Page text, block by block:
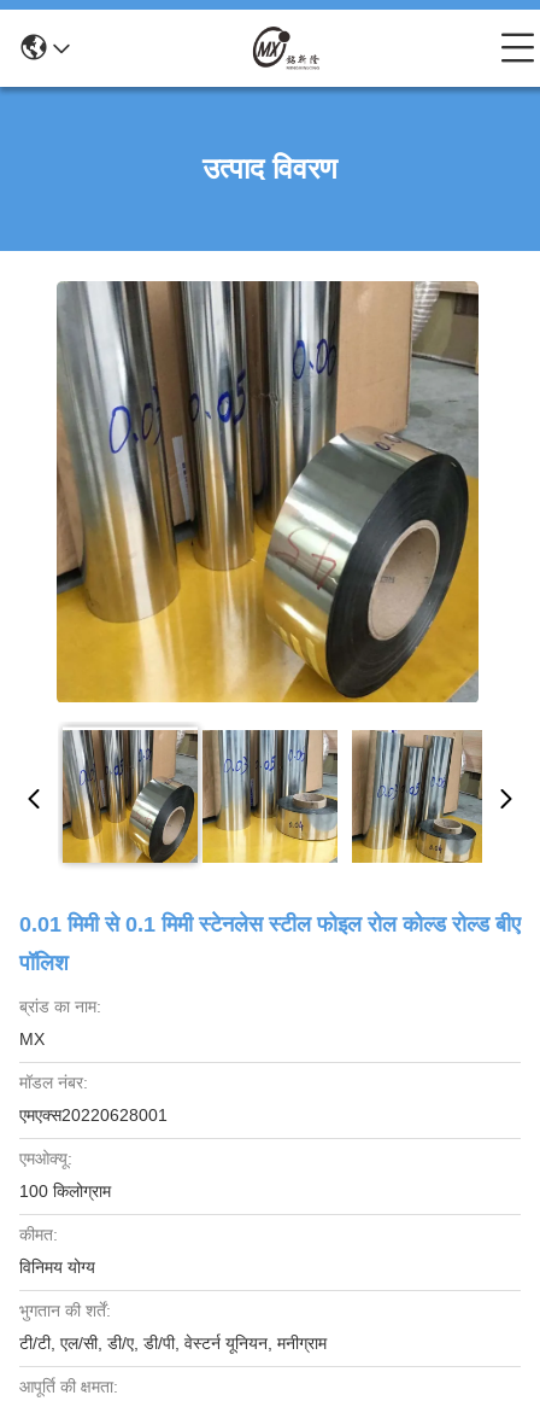
उत्पाद विवरण
0.01 मिमी से 0.1 मिमी स्टेनलेस स्टील फोइल रोल कोल्ड रोल्ड बीए
पॉलिश
ब्रांड का नाम:
MX
मॉडल नंबर:
एमएक्स20220628001
एमओक्यू:
100 किलोग्राम
कीमत:
विनिमय योग्य
भुगतान की शर्तें:
टी/टी, एल/सी, डी/ए, डी/पी, वेस्टर्न यूनियन, मनीग्राम
आपूर्ति की क्षमता: